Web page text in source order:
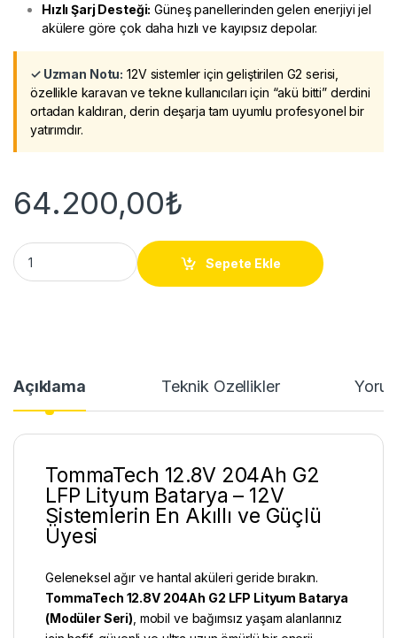
Hızlı Şarj Desteği: Güneş panellerinden gelen enerjiyi jel
akülere göre çok daha hızlı ve kayıpsız depolar.
✓ Uzman Notu: 12V sistemler için geliştirilen G2 serisi,
özellikle karavan ve tekne kullanıcıları için “akü bitti” derdini
ortadan kaldıran, derin deşarja tam uyumlu profesyonel bir
yatırımdır.
64.200,00₺
TommaTech 12.8V 204Ah G2 LFP Lityum Batarya quantity
Sepete Ekle
Açıklama Teknik Özellikler
TommaTech 12.8V 204Ah G2
LFP Lityum Batarya – 12V
Sistemlerin En Akıllı ve Güçlü
Üyesi
Geleneksel ağır ve hantal aküleri geride bırakın.
TommaTech 12.8V 204Ah G2 LFP Lityum Batarya
(Modüler Seri) , mobil ve bağımsız yaşam alanlarınız